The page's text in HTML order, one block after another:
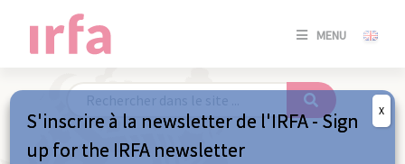
MENU
SE
S'inscrire à la newsletter de l'IRFA - Sign
up for the IRFA newsletter
X